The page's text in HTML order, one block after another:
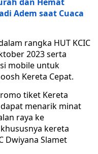
Adem saat Cuaca
rangka HUT KCIC
2023 serta
mobile untuk
Kereta Cepat.
tiket Kereta
menarik minat
raya ke
kereta
Dwiyana Slamet